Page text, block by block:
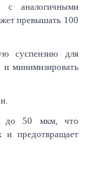
с аналогичными
превышать 100
суспензию для
и минимизировать
до 50 мкм, что
и предотвращает